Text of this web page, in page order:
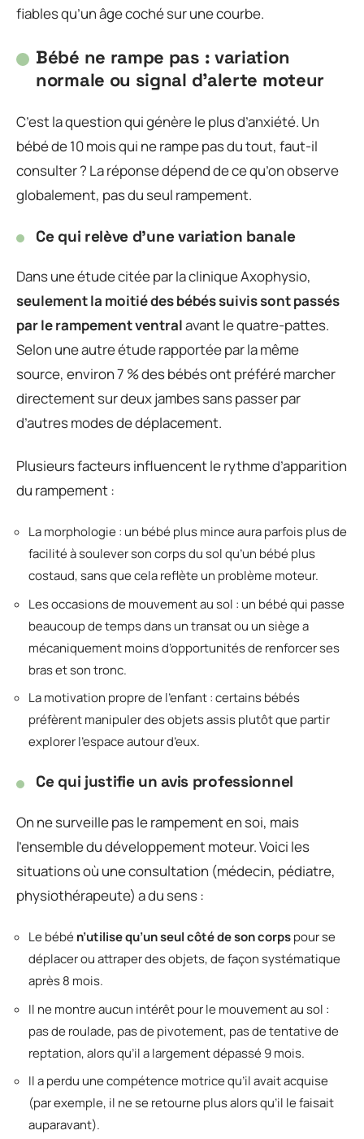
fiables qu’un âge coché sur une courbe.
Bébé ne rampe pas : variation
normale ou signal d’alerte moteur
C’est la question qui génère le plus d’anxiété. Un
bébé de 10 mois qui ne rampe pas du tout, faut-il
consulter ? La réponse dépend de ce qu’on observe
globalement, pas du seul rampement.
Ce qui relève d’une variation banale
Dans une étude citée par la clinique Axophysio,
seulement la moitié des bébés suivis sont passés
par le rampement ventralavant le quatre-pattes.
Selon une autre étude rapportée par la même
source, environ 7 % des bébés ont préféré marcher
directement sur deux jambes sans passer par
d’autres modes de déplacement.
Plusieurs facteurs influencent le rythme d’apparition
du rampement :
La morphologie : un bébé plus mince aura parfois plus de
facilité à soulever son corps du sol qu’un bébé plus
costaud, sans que cela reflète un problème moteur.
Les occasions de mouvement au sol : un bébé qui passe
beaucoup de temps dans un transat ou un siège a
mécaniquement moins d’opportunités de renforcer ses
bras et son tronc.
La motivation propre de l’enfant : certains bébés
préfèrent manipuler des objets assis plutôt que partir
explorer l’espace autour d’eux.
Ce qui justifie un avis professionnel
On ne surveille pas le rampement en soi, mais
l’ensemble du développement moteur. Voici les
situations où une consultation (médecin, pédiatre,
physiothérapeute) a du sens :
Le bébén’utilise qu’un seul côté de son corpspour se
déplacer ou attraper des objets, de façon systématique
après 8 mois.
Il ne montre aucun intérêt pour le mouvement au sol :
pas de roulade, pas de pivotement, pas de tentative de
reptation, alors qu’il a largement dépassé 9 mois.
Il a perdu une compétence motrice qu’il avait acquise
(par exemple, il ne se retourne plus alors qu’il le faisait
auparavant).